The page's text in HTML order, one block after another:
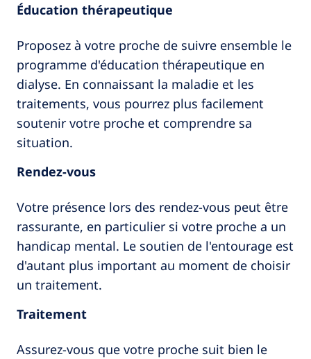
Éducation thérapeutique
Proposez à votre proche de suivre ensemble le
programme d'éducation thérapeutique en
dialyse. En connaissant la maladie et les
traitements, vous pourrez plus facilement
soutenir votre proche et comprendre sa
situation.
Rendez-vous
Votre présence lors des rendez-vous peut être
rassurante, en particulier si votre proche a un
handicap mental. Le soutien de l'entourage est
d'autant plus important au moment de choisir
un traitement.
Traitement
Assurez-vous que votre proche suit bien le